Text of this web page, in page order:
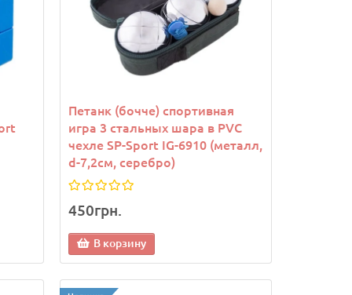
Новинка
Петанк (бочче) спортивная
игра 3 стальных шара в PVC
чехле SP-Sport IG-6910 (металл,
d-7,2см, серебро)
450грн.
В корзину